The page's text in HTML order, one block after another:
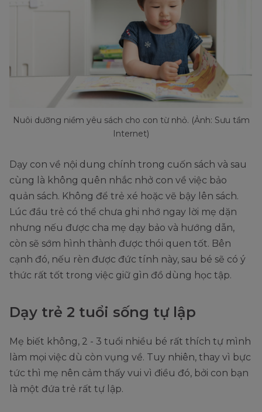
Nuôi dưỡng niềm yêu sách cho con từ nhỏ. (Ảnh: Sưu tầm
Internet)
Dạy con về nội dung chính trong cuốn sách và sau
cùng là không quên nhắc nhở con về việc bảo
quản sách. Không để trẻ xé hoặc vẽ bậy lên sách.
Lúc đầu trẻ có thể chưa ghi nhớ ngay lời mẹ dặn
nhưng nếu được cha mẹ dạy bảo và hướng dẫn,
còn sẽ sớm hình thành được thói quen tốt. Bên
cạnh đó, nếu rèn được đức tính này, sau bé sẽ có ý
thức rất tốt trong việc giữ gìn đồ dùng học tập.
Dạy trẻ 2 tuổi sống tự lập
Mẹ biết không, 2 - 3 tuổi nhiều bé rất thích tự mình
làm mọi việc dù còn vụng về. Tuy nhiên, thay vì bực
tức thì mẹ nên cảm thấy vui vì điều đó, bởi con bạn
là một đứa trẻ rất tự lập.